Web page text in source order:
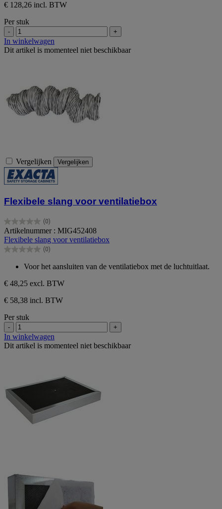
€ 128,26 incl. BTW
Per stuk
- +
In winkelwagen
Dit artikel is momenteel niet beschikbaar
Vergelijken Vergelijken
Flexibele slang voor ventilatiebox
(0)
0.0
van
de
5
Artikelnummer : MIG452408
Flexibele slang voor ventilatiebox
(0)
0.0
5
sterren.
Voor het aansluiten van de ventilatiebox met de luchtuitlaat.
€ 48,25 excl. BTW
€ 58,38 incl. BTW
Per stuk
- +
In winkelwagen
Dit artikel is momenteel niet beschikbaar